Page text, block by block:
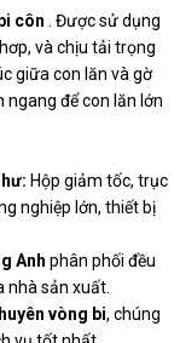
côn
. Được sử dụng
và chịu tải trọng
giữa con lăn và gờ
để con lăn lớn
Hộp giảm tốc, trục
nghiệp lớn, thiết bị
Anh phân phối đều
nhà sản xuất.
vòng bi, chúng